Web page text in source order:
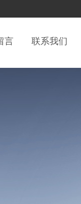
言 联系我们